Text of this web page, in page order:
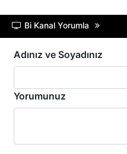
A HABER
TRT HABER
TELE1
ULUSAL KANAL
Bi Kanal Yorumla
Adınız ve Soyadınız
Yorumunuz